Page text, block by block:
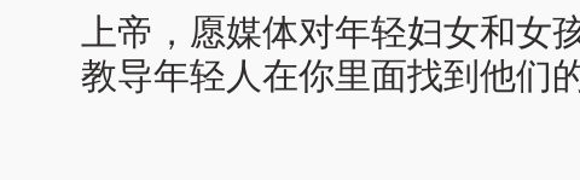
上帝，愿媒体对年轻妇女和
教导年轻人在你里面找到他们